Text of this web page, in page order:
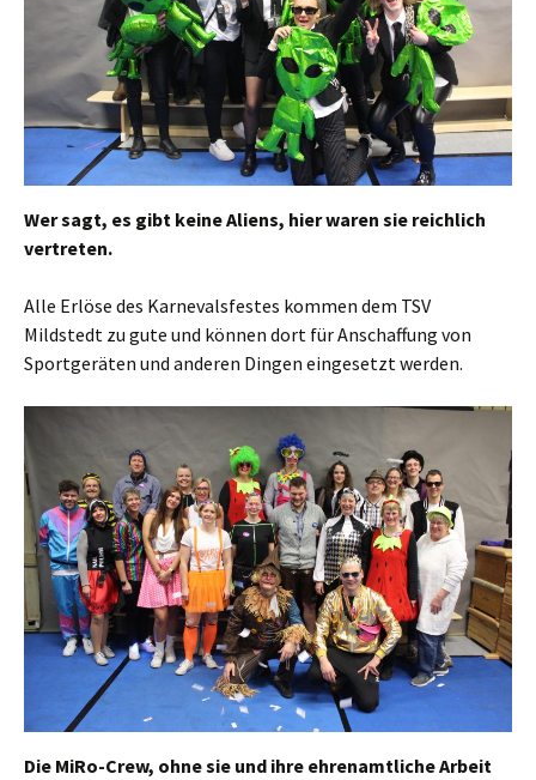
Wer sagt, es gibt keine Aliens, hier waren sie reichlich
vertreten.
Alle Erlöse des Karnevalsfestes kommen dem TSV
Mildstedt zu gute und können dort für Anschaffung von
Sportgeräten und anderen Dingen eingesetzt werden.
Die MiRo-Crew, ohne sie und ihre ehrenamtliche Arbeit